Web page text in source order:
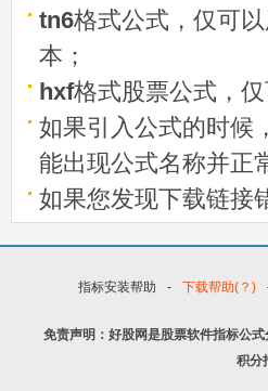
tn6格式公式，仅可
本；
hxf格式股票公式，
如果引入公式的时候
能出现公式名称并正
如果您发现下载链接
指标安装帮助 - 下载帮助(？)
免责声明：好股网是股票软件指标公
积分